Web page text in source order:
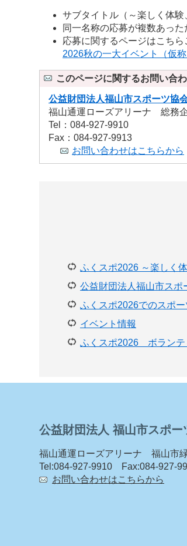
サブタイトル（～楽しく体
同一名称の応募が複数あっ
応募に関するページはこちら
2026秋の一大イベント（仮
このページに関するお問い合
公益財団法人福山市スポーツ協
福山通運ローズアリーナ 総務
Tel：084-927-9910
Fax：084-927-9913
お問い合わせはこちらから
ふくスポ2026 ～楽しく
公益財団法人福山市スポ
ふくスポ2026でのスポ
イベント情報
ふくスポ2026 ボランテ
公益財団法人 福山市スポー
福山通運ローズアリーナ 福山市
Tel:084-927-9910 Fax:084-927-
お問い合わせはこちらから